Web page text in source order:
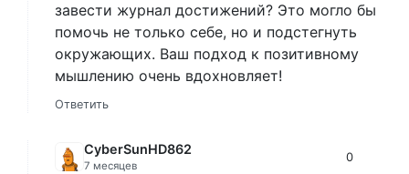
завести журнал достижений? Это могло бы
помочь не только себе, но и подстегнуть
окружающих. Ваш подход к позитивному
мышлению очень вдохновляет!
Ответить
CyberSunHD862
7 месяцев
0